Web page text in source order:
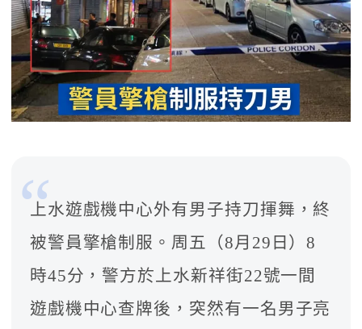
上水遊戲機中心外有男子持刀揮舞，終
被警員擎槍制服。周五（8月29日）8
時45分，警方於上水新祥街22號一間
遊戲機中心查牌後，突然有一名男子亮